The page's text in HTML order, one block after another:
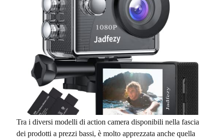
Tra i diversi modelli di action camera disponibili nella fascia
dei prodotti a prezzi bassi, è molto apprezzata anche quella